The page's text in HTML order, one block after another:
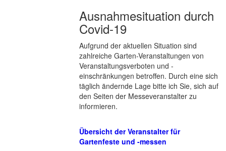
Ausnahmesituation durch
Covid-19
Aufgrund der aktuellen Situation sind
zahlreiche Garten-Veranstaltungen von
Veranstaltungsverboten und -
einschränkungen betroffen. Durch eine sich
täglich ändernde Lage bitte ich Sie, sich auf
den Seiten der Messeveranstalter zu
informieren.
Übersicht der Veranstalter für
Gartenfeste und -messen